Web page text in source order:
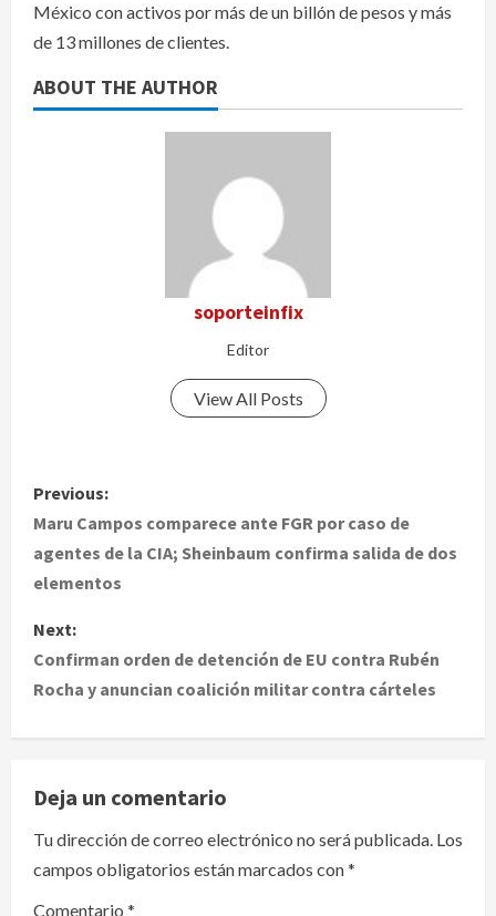
México con activos por más de un billón de pesos y más
de 13 millones de clientes.
ABOUT THE AUTHOR
soporteinfix
Editor
View All Posts
P
o
s
t
n
i
g
a
Previous:
Maru Campos comparece ante FGR por caso de
agentes de la CIA; Sheinbaum confirma salida de dos
elementos
Next:
Confirman orden de detención de EU contra Rubén
Rocha y anuncian coalición militar contra cárteles
Deja un comentario
Tu dirección de correo electrónico no será publicada. Los
campos obligatorios están marcados con*
Comentario *